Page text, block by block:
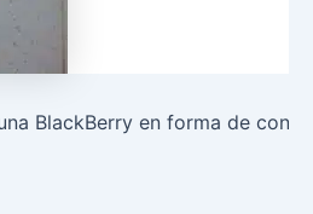
BlackBerry en forma de